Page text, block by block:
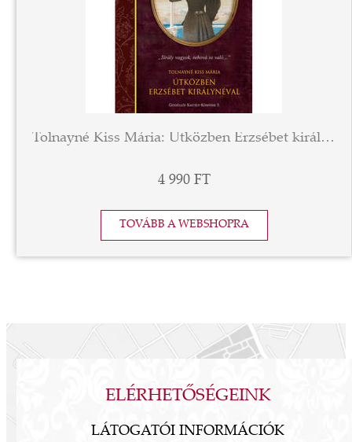
Tolnayné Kiss Mária: Útközben Erzsébet királynéval
4 990 FT
TOVÁBB A WEBSHOPRA
ELÉRHETŐSÉGEINK
LÁTOGATÓI INFORMÁCIÓK